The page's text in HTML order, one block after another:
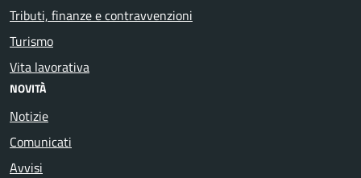
Tributi, finanze e contravvenzioni
Turismo
Vita lavorativa
NOVITÀ
Notizie
Comunicati
Avvisi